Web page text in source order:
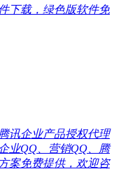
下载，绿色版软件免
讯企业产品授权代理
业QQ、营销QQ、腾
案免费提供，欢迎咨